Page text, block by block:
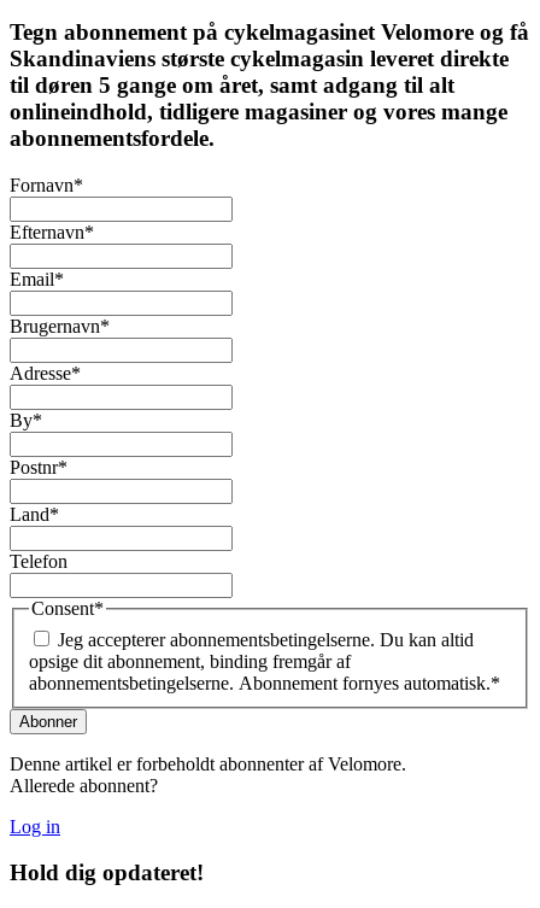
Tegn abonnement på cykelmagasinet Velomore og få
Skandinaviens største cykelmagasin leveret direkte
til døren 5 gange om året, samt adgang til alt
onlineindhold, tidligere magasiner og vores mange
abonnementsfordele.
Fornavn*
Efternavn*
Email*
Brugernavn*
Adresse*
By*
Postnr*
Land*
Telefon
Consent*
Jeg accepterer abonnementsbetingelserne. Du kan altid
opsige dit abonnement, binding fremgår af
abonnementsbetingelserne. Abonnement fornyes automatisk.*
Denne artikel er forbeholdt abonnenter af Velomore.
Allerede abonnent?
Log in
Hold dig opdateret!